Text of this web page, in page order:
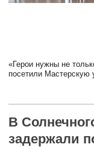
«Герои нужны не
посетили Мастерскую
В
задержали